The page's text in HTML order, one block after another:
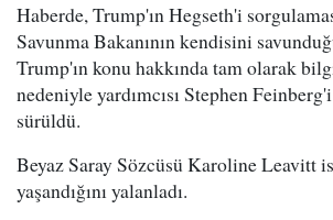
Haberde, Trump'ın Hegseth'i
Savunma Bakanının kendisini
Trump'ın konu hakkında tam olarak
nedeniyle yardımcısı Stephen
sürüldü.
Beyaz Saray Sözcüsü Karoline Leavitt
yaşandığını yalanladı.